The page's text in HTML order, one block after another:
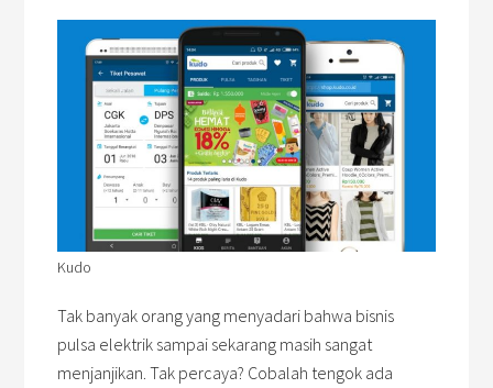
Kudo
Tak banyak orang yang menyadari bahwa bisnis
pulsa elektrik sampai sekarang masih sangat
menjanjikan. Tak percaya? Cobalah tengok ada